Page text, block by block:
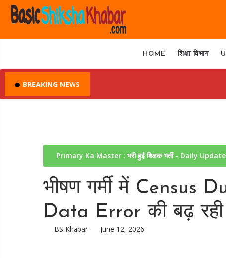
HOME शिक्षा विभाग
BREAKING NEWS
Primary Ka Master : भरी हुई शिक्षक भर्ती - Daily Update
भीषण गर्मी में Census
Data Error की बढ़
BS Khabar June 12, 2026